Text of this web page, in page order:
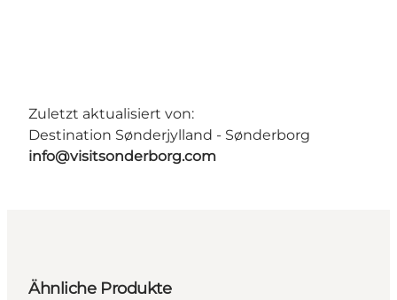
Zuletzt aktualisiert von:
Destination Sønderjylland - Sønderborg
info@visitsonderborg.com
Ähnliche Produkte